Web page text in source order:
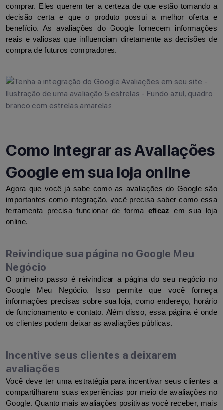
comprar. Eles querem ter a certeza de que estão tomando a
decisão certa e que o produto possui a melhor oferta e
benefício. As avaliações do Google fornecem informações
reais e valiosas que influenciam diretamente as decisões de
compra de futuros compradores.
Como integrar as Avaliações
Google em sua loja online
Agora que você já sabe como as avaliações do Google são
importantes como integração, você precisa saber como essa
ferramenta precisa funcionar de forma eficaz
em sua loja
online.
Reivindique sua página no Google Meu
Negócio
O primeiro passo é reivindicar a página do seu negócio no
Google Meu Negócio. Isso permite que você forneça
informações precisas sobre sua loja, como endereço, horário
de funcionamento e contato. Além disso, essa página é onde
os clientes podem deixar as avaliações públicas.
Incentive seus clientes a deixarem
avaliações
Você deve ter uma estratégia para incentivar seus clientes a
compartilharem suas experiências por meio de avaliações no
Google. Quanto mais avaliações positivas você receber, mais